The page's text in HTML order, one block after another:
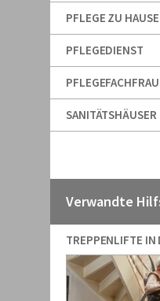
PFLEGE ZU HAUSE
PFLEGEDIENST
PFLEGEFACHFRAU
SANITÄTSHÄUSER
Verwandte
TREPPENLIFTE IN